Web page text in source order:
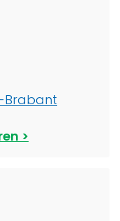
Brabant